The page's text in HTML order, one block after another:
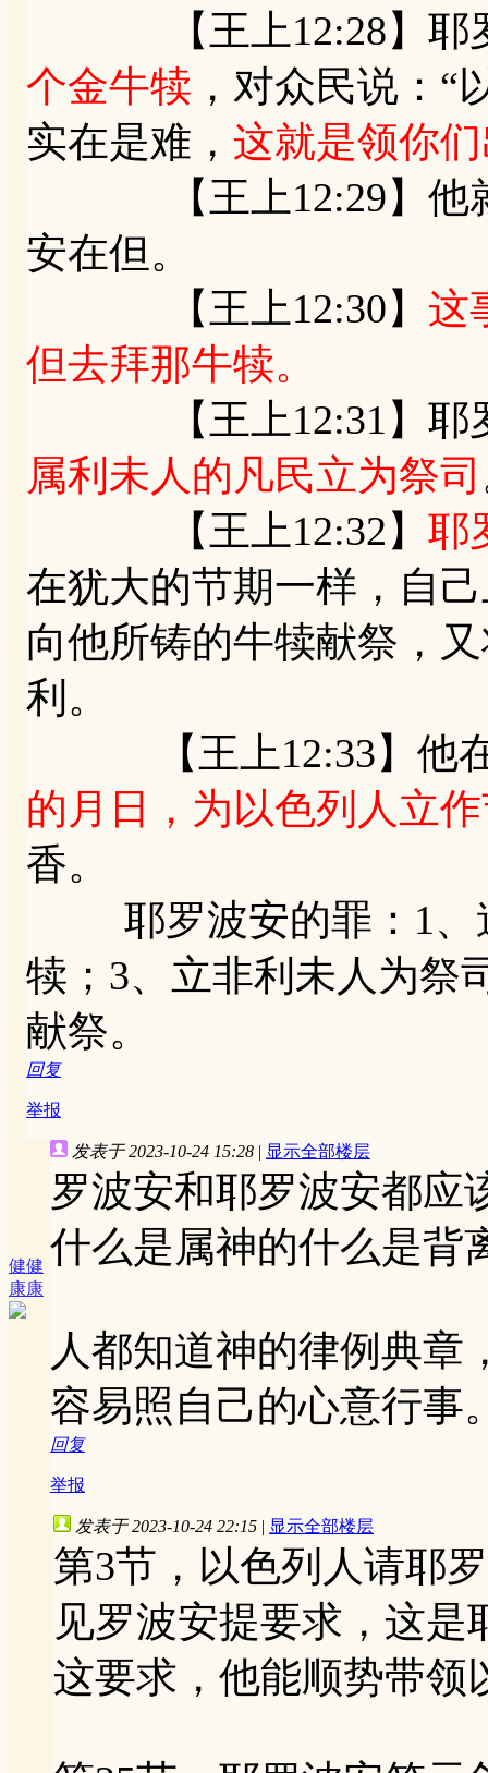
【王上12:28】耶罗
个金牛犊 ，对众民说：
实在是难， 这就是领你
【王上12:29】他就
安在但。
【王上12:30】 这
但去拜那牛犊。
【王上12:31】耶罗
属利未人的凡民立为祭司
【王上12:32】 耶
在犹大的节期一样，自
向他所铸的牛犊献祭，
利。
【王上12:33】他在
的月日，为以色列人立
香。
耶罗波安的罪：1、
犊；3、立非利未人为祭
献祭。
回复
举报
健健
康康
发表于 2023-10-24 15:28 | 显示全部楼层
罗波安和耶罗波安都应
什么是属神的什么是背
人都知道神的律例典章
容易照自己的心意行事
回复
举报
发表于 2023-10-24 22:15 | 显示全部楼层
第3节，以色列人请耶
见罗波安提要求，这
这要求，他能顺势带领